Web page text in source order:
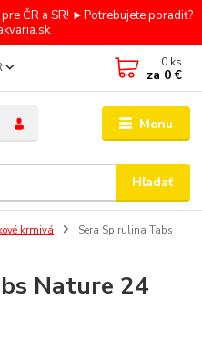
ČR a SR! ►Potrebujete poradiť?
Menu
Hľadať
0 ks
za 0 €
krmivá
Sera Spirulina Tabs
Nature 24